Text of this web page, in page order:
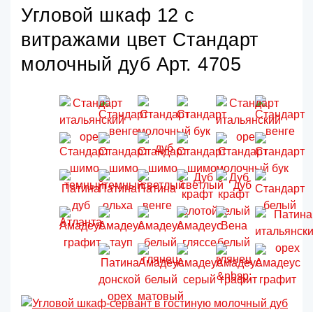
Угловой шкаф 12 с
витражами цвет Стандарт
молочный дуб Арт. 4705